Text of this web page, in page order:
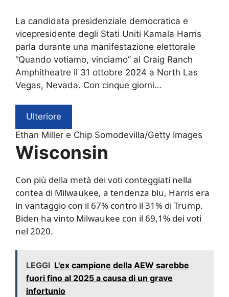
La candidata presidenziale democratica e
vicepresidente degli Stati Uniti Kamala Harris
parla durante una manifestazione elettorale
“Quando votiamo, vinciamo” al Craig Ranch
Amphitheatre il 31 ottobre 2024 a North Las
Vegas, Nevada. Con cinque giorni…
Ulteriore
Ethan Miller e Chip Somodevilla/Getty Images
Wisconsin
Con più della metà dei voti conteggiati nella
contea di Milwaukee, a tendenza blu, Harris era
in vantaggio con il 67% contro il 31% di Trump.
Biden ha vinto Milwaukee con il 69,1% dei voti
nel 2020.
LEGGI L'ex campione della AEW sarebbe
fuori fino al 2025 a causa di un grave
infortunio